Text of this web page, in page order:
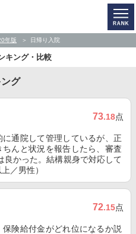
年版 日帰り入院
キング・比較
グ
73.18点
通院して管理しているが、正
んと状況を報告したら、審査
良かった。結構親身で対応して
／男性）
72.15点
険給付金がどれ位になるか説